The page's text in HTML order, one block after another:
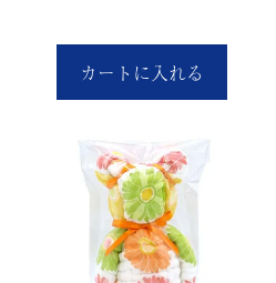
カートに入れる